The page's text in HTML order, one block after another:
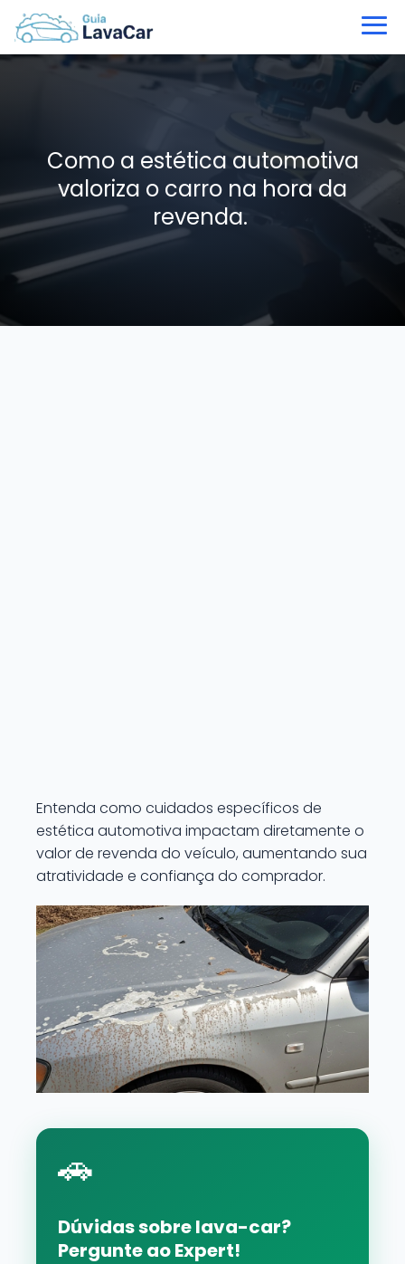
Como a estética automotiva
valoriza o carro na hora da
revenda.
Entenda como cuidados específicos de
estética automotiva impactam diretamente o
valor de revenda do veículo, aumentando sua
atratividade e confiança do comprador.
🚗
Dúvidas sobre lava-car?
Pergunte ao Expert!